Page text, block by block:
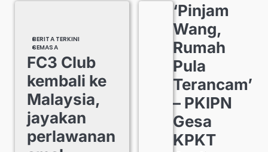
BERITA TERKINI
SEMASA
FC3 Club
kembali ke
Malaysia,
jayakan
perlawanan
‘Pinjam
Wang,
Rumah
Pula
Terancam’
– PKIPN
Gesa
KPKT